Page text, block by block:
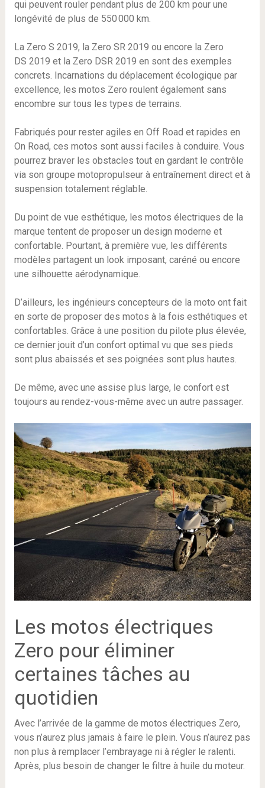
qui peuvent rouler pendant plus de 200 km pour une
longévité de plus de 550 000 km.
La Zero S 2019, la Zero SR 2019 ou encore la Zero
DS 2019 et la Zero DSR 2019 en sont des exemples
concrets. Incarnations du déplacement écologique par
excellence, les motos Zero roulent également sans
encombre sur tous les types de terrains.
Fabriqués pour rester agiles en Off Road et rapides en
On Road, ces motos sont aussi faciles à conduire. Vous
pourrez braver les obstacles tout en gardant le contrôle
via son groupe motopropulseur à entraînement direct et à
suspension totalement réglable.
Du point de vue esthétique, les motos électriques de la
marque tentent de proposer un design moderne et
confortable. Pourtant, à première vue, les différents
modèles partagent un look imposant, caréné ou encore
une silhouette aérodynamique.
D’ailleurs, les ingénieurs concepteurs de la moto ont fait
en sorte de proposer des motos à la fois esthétiques et
confortables. Grâce à une position du pilote plus élevée,
ce dernier jouit d’un confort optimal vu que ses pieds
sont plus abaissés et ses poignées sont plus hautes.
De même, avec une assise plus large, le confort est
toujours au rendez-vous-même avec un autre passager.
Les motos électriques
Zero pour éliminer
certaines tâches au
quotidien
Avec l’arrivée de la gamme de motos électriques Zero,
vous n’aurez plus jamais à faire le plein. Vous n’aurez pas
non plus à remplacer l’embrayage ni à régler le ralenti.
Après, plus besoin de changer le filtre à huile du moteur.